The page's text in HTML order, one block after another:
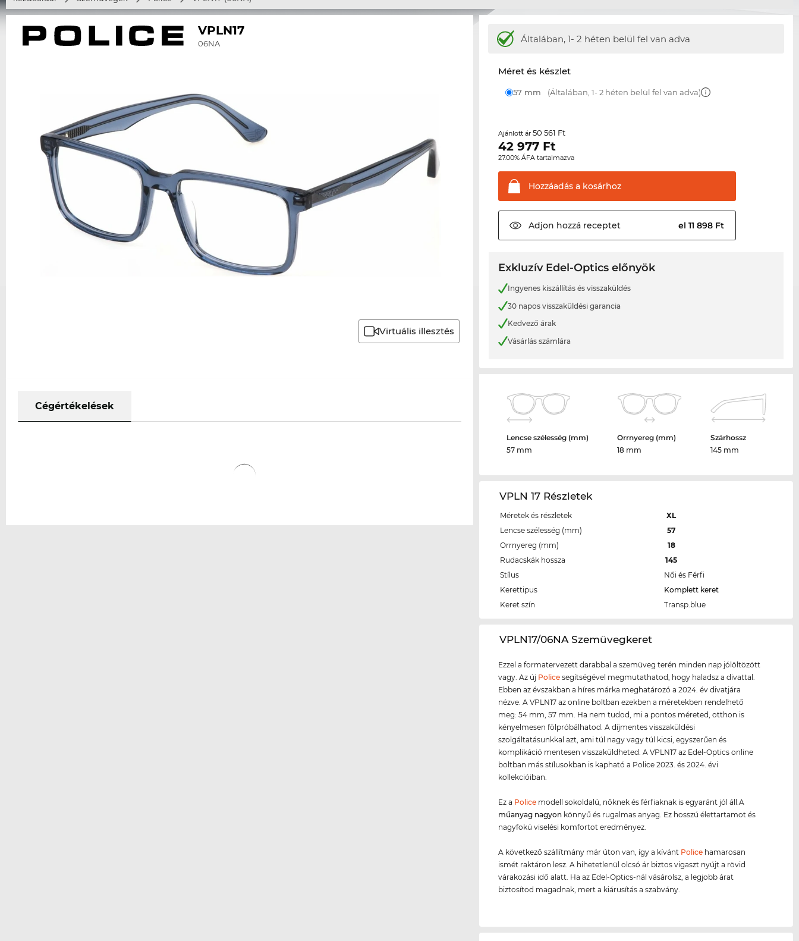
VPLN17
06NA
Virtuális illesztés
Cégértékelések
Általában, 1- 2 héten belül fel van adva
Méret és készlet
57 mm (Általában, 1- 2 héten belül fel van adva)
Ajánlott ár50 561 Ft
42 977 Ft
27.00% ÁFA tartalmazva
Hozzáadás a kosárhoz
Adjon hozzá receptet el 11 898 Ft
Exkluzív Edel-Optics előnyök
Ingyenes kiszállítás és visszaküldés
30 napos visszaküldési garancia
Kedvező árak
Vásárlás számlára
Lencse szélesség (mm)
57 mm
Orrnyereg (mm)
18 mm
Szárhossz
145 mm
VPLN 17 Részletek
Méretek és részletek
XL
Lencse szélesség (mm)
57
Orrnyereg (mm)
18
Rudacskák hossza
145
Stílus
Női és Férfi
Kerettipus
Komplett keret
Keret szín
Transp.blue
‌VPLN17/06NA Szemüvegkeret
Ezzel a formatervezett darabbal a szemüveg terén minden nap jólöltözött
vagy. Az új Police segítségével megmutathatod, hogy haladsz a divattal.
Ebben az évszakban a híres márka meghatározó a 2024. év divatjára
nézve. A VPLN17 az online boltban ezekben a méretekben rendelhető
meg: 54 mm, 57 mm. Ha nem tudod, mi a pontos méreted, otthon is
kényelmesen fölpróbálhatod. A díjmentes visszaküldési
szolgáltatásunkkal azt, ami túl nagy vagy túl kicsi, egyszerűen és
komplikáció mentesen visszaküldheted. A VPLN17 az Edel-Optics online
boltban más stílusokban is kapható a Police 2023. és 2024. évi
kollekcióiban.
Ez a Police modell sokoldalú, nőknek és férfiaknak is egyaránt jól áll.A
műanyag nagyon könnyű és rugalmas anyag. Ez hosszú élettartamot és
nagyfokú viselési komfortot eredményez.
A következő szállítmány már úton van, így a kívánt Police hamarosan
ismét raktáron lesz. A hihetetlenül olcsó ár biztos vigaszt nyújt a rövid
várakozási idő alatt. Ha az Edel-Optics-nál vásárolsz, a legjobb árat
biztosítod magadnak, mert a kiárusítás a szabvány.